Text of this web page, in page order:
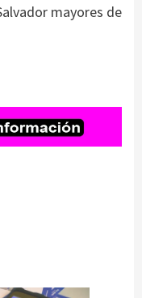
mayores de